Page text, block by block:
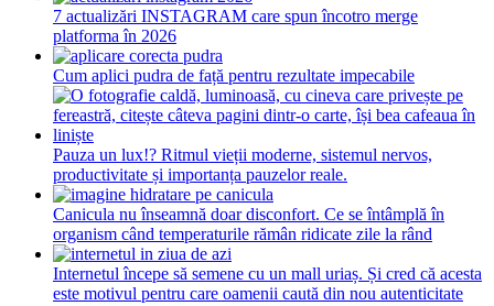
7 actualizări INSTAGRAM care spun încotro merge
platforma în 2026
Cum aplici pudra de față pentru rezultate impecabile
Pauza un lux!? Ritmul vieții moderne, sistemul nervos,
productivitate și importanța pauzelor reale.
Canicula nu înseamnă doar disconfort. Ce se întâmplă în
organism când temperaturile rămân ridicate zile la rând
Internetul începe să semene cu un mall uriaș. Și cred că acesta
este motivul pentru care oamenii caută din nou autenticitate